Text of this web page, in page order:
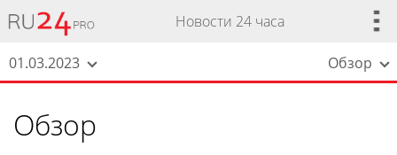
Новости 24 часа
01.03.2023 Обзор
Обзор